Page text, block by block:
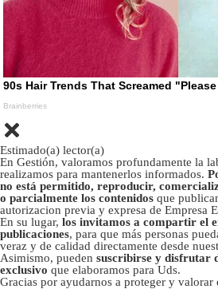
Estimado(a) lector(a)
En Gestión, valoramos profundamente la
realizamos para mantenerlos informados.
no está permitido, reproducir,
o parcialmente los contenidos que
autorizacion previa y expresa de Empresa
En su lugar, los invitamos a compartir el
publicaciones, para que más personas
veraz y de calidad directamente desde
Asimismo, pueden suscribirse y disfrutar
exclusivo que elaboramos para Uds.
Gracias por ayudarnos a proteger y valorar